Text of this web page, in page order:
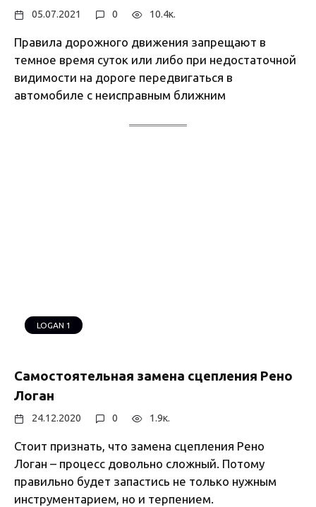
05.07.2021 0 10.4к.
Правила дорожного движения запрещают в
темное время суток или либо при недостаточной
видимости на дороге передвигаться в
автомобиле с неисправным ближним
LOGAN 1
Самостоятельная замена сцепления Рено
Логан
24.12.2020 0 1.9к.
Стоит признать, что замена сцепления Рено
Логан – процесс довольно сложный. Потому
правильно будет запастись не только нужным
инструментарием, но и терпением.